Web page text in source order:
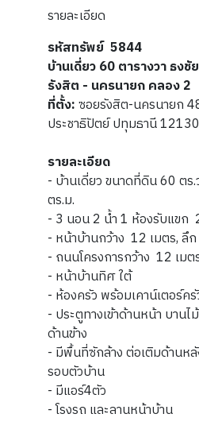
รายละเอียด
รหัสทรัพย์ 5844
บ้านเดี่ยว 60 ตารางวา ธง
รังสิต - นครนายก คลอง 2
ที่ตั้ง:ซอยรังสิต-นครนายก
ประชาธิปัตย์ ปทุมธานี 12130
รายละเอียด
- บ้านเดี่ยว ขนาดที่ดิน 60 ต
ตร.ม.
- 3 นอน 2 น้ำ 1 ห้องรับแขก
- หน้าบ้านกว้าง 12 เมตร, ลึ
- ถนนโครงการกว้าง 12 เมต
- หน้าบ้านทิศ ใต้
- ห้องครัว พร้อมเคาน์เตอร์ค
- ประตูทางเข้าด้านหน้า บาน
ด้านข้าง
- มีพื้นที่ซักล้าง ต่อเติมด้านห
รอบตัวบ้าน
- มีแอร์4ตัว
- โรงรถ และลานหน้าบ้าน